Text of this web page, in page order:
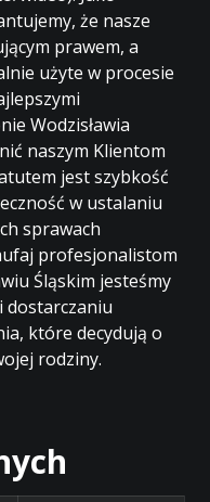
że nasze
prawem, a
użyte w procesie
Wodzisławia
naszym Klientom
jest szybkość
w ustalaniu
sprawach
profesjonalistom
Śląskim jesteśmy
dostarczaniu
które decydują o
rodziny.